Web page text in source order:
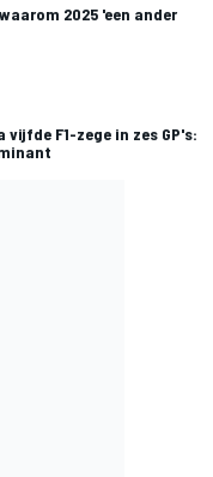
2025 'een ander
F1-zege in zes GP's: